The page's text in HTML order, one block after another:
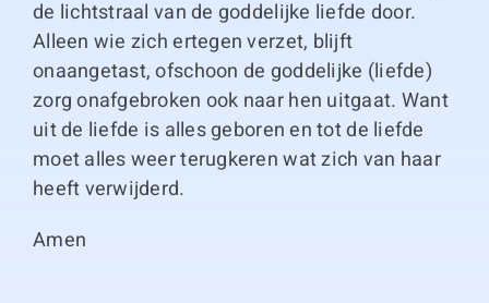
de lichtstraal van de goddelijke liefde door.
Alleen wie zich ertegen verzet, blijft
onaangetast, ofschoon de goddelijke (liefde)
zorg onafgebroken ook naar hen uitgaat. Want
uit de liefde is alles geboren en tot de liefde
moet alles weer terugkeren wat zich van haar
heeft verwijderd.
Amen